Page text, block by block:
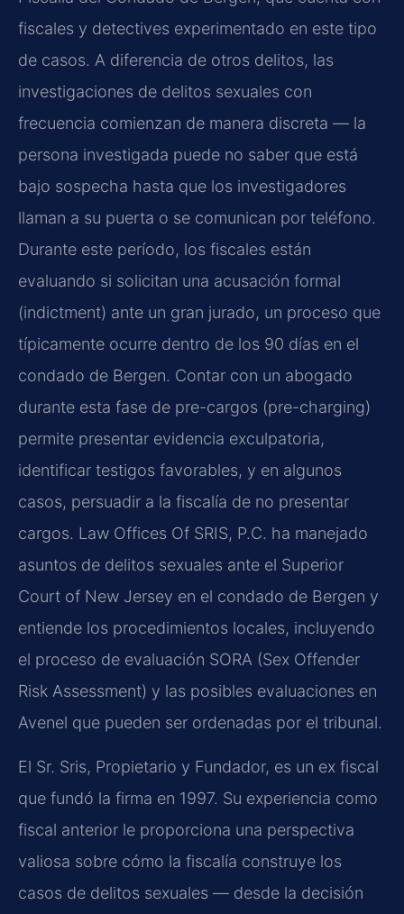
fiscales y detectives experimentado en este tipo
de casos. A diferencia de otros delitos, las
investigaciones de delitos sexuales con
frecuencia comienzan de manera discreta — la
persona investigada puede no saber que está
bajo sospecha hasta que los investigadores
llaman a su puerta o se comunican por teléfono.
Durante este período, los fiscales están
evaluando si solicitan una acusación formal
(indictment) ante un gran jurado, un proceso que
típicamente ocurre dentro de los 90 días en el
condado de Bergen. Contar con un abogado
durante esta fase de pre-cargos (pre-charging)
permite presentar evidencia exculpatoria,
identificar testigos favorables, y en algunos
casos, persuadir a la fiscalía de no presentar
cargos. Law Offices Of SRIS, P.C. ha manejado
asuntos de delitos sexuales ante el Superior
Court of New Jersey en el condado de Bergen y
entiende los procedimientos locales, incluyendo
el proceso de evaluación SORA (Sex Offender
Risk Assessment) y las posibles evaluaciones en
Avenel que pueden ser ordenadas por el tribunal.
El Sr. Sris, Propietario y Fundador, es un ex fiscal
que fundó la firma en 1997. Su experiencia como
fiscal anterior le proporciona una perspectiva
valiosa sobre cómo la fiscalía construye los
casos de delitos sexuales — desde la decisión